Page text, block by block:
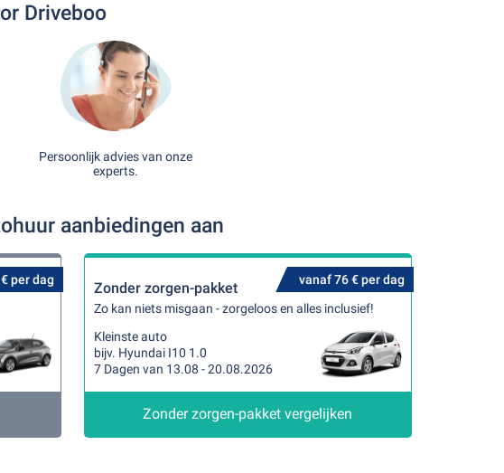
Driveboo
Persoonlijk advies van onze
experts.
aanbiedingen aan
per dag vanaf 76 € per dag
Zonder zorgen-pakket
Zo kan niets misgaan - zorgeloos en alles inclusief!
Kleinste auto
bijv. Hyundai I10 1.0
7 Dagen van 13.08 - 20.08.2026
Zonder zorgen-pakket vergelijken